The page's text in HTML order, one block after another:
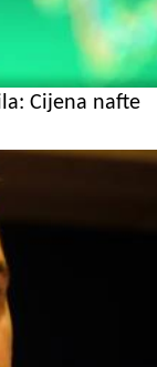
Cijena nafte